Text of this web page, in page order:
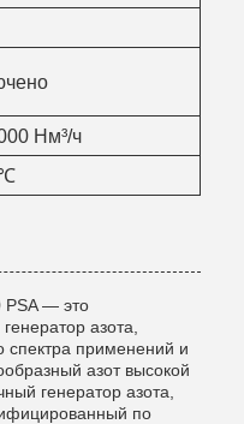
Нм³/ч
PSA — это
азота,
спектра применений и
азот высокой
генератор азота,
по